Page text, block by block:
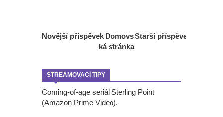
Novější příspěvek Starší příspěvek
Domovs
ká stránka
STREAMOVACÍ TIPY
Coming-of-age seriál Sterling Point
(Amazon Prime Video).